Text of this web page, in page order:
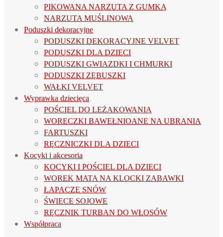
PIKOWANA NARZUTA Z GUMKĄ
NARZUTA MUŚLINOWA
Poduszki dekoracyjne
PODUSZKI DEKORACYJNE VELVET
PODUSZKI DLA DZIECI
PODUSZKI GWIAZDKI I CHMURKI
PODUSZKI ZĘBUSZKI
WAŁKI VELVET
Wyprawka dziecięca
POŚCIEL DO LEŻAKOWANIA
WORECZKI BAWEŁNIOANE NA UBRANIA
FARTUSZKI
RĘCZNICZKI DLA DZIECI
Kocyki i akcesoria
KOCYKI I POŚCIEL DLA DZIECI
WOREK MATA NA KLOCKI ZABAWKI
ŁAPACZE SNÓW
ŚWIECE SOJOWE
RĘCZNIK TURBAN DO WŁOSÓW
Współpraca